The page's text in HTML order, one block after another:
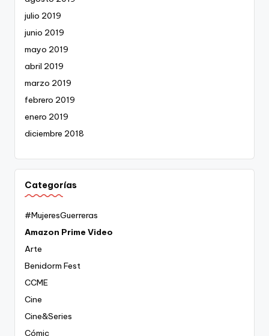
julio 2019
junio 2019
mayo 2019
abril 2019
marzo 2019
febrero 2019
enero 2019
diciembre 2018
Categorías
#MujeresGuerreras
Amazon Prime Video
Arte
Benidorm Fest
CCME
Cine
Cine&Series
Cómic